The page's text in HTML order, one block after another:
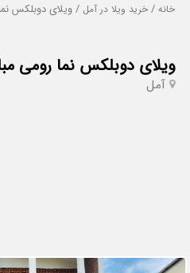
خانه /خرید ویلا در آمل / ویلای دوبلکس
ویلای دوبلکس نما رومی
آمل